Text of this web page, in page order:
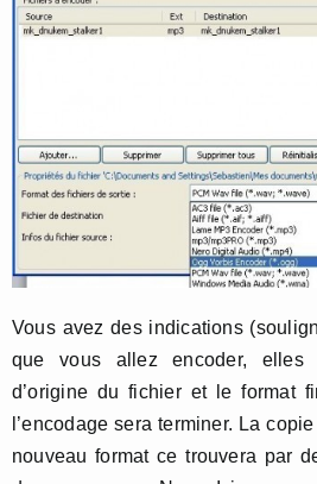
Vous avez des indications
que vous allez encoder, elles
d’origine du fichier et le format
l’encodage sera terminer. La
nouveau format ce trouvera par